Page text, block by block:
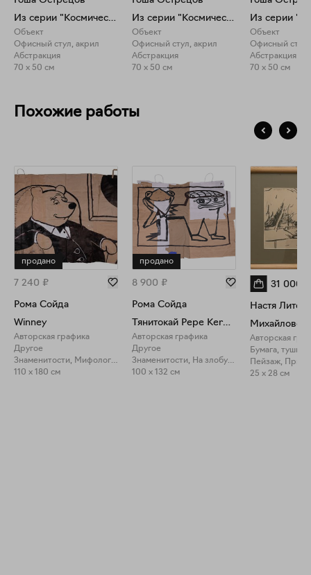
Из серии "Космический офис"
Объект
Офисный стул, акрил
Абстракция
70 x 50 см
Из серии "Космический офис"
Объект
Офисный стул, акрил
Абстракция
70 x 50 см
Объект
Офисный стул,
Абстракция
70 x 50 см
Похожие работы
продано
7 240 ₽
Рома Сойда
Winney
Авторская графика
Другое
Знаменитости, Мифология
110 x 180 см
продано
8 900 ₽
Рома Сойда
Тянитокай Pepe Kermit
Авторская графика
Другое
Знаменитости, На злобу дня
100 x 132 см
31 000
Настя
Авторская
Бумага, тушь
Пейзаж,
25 x 28 см